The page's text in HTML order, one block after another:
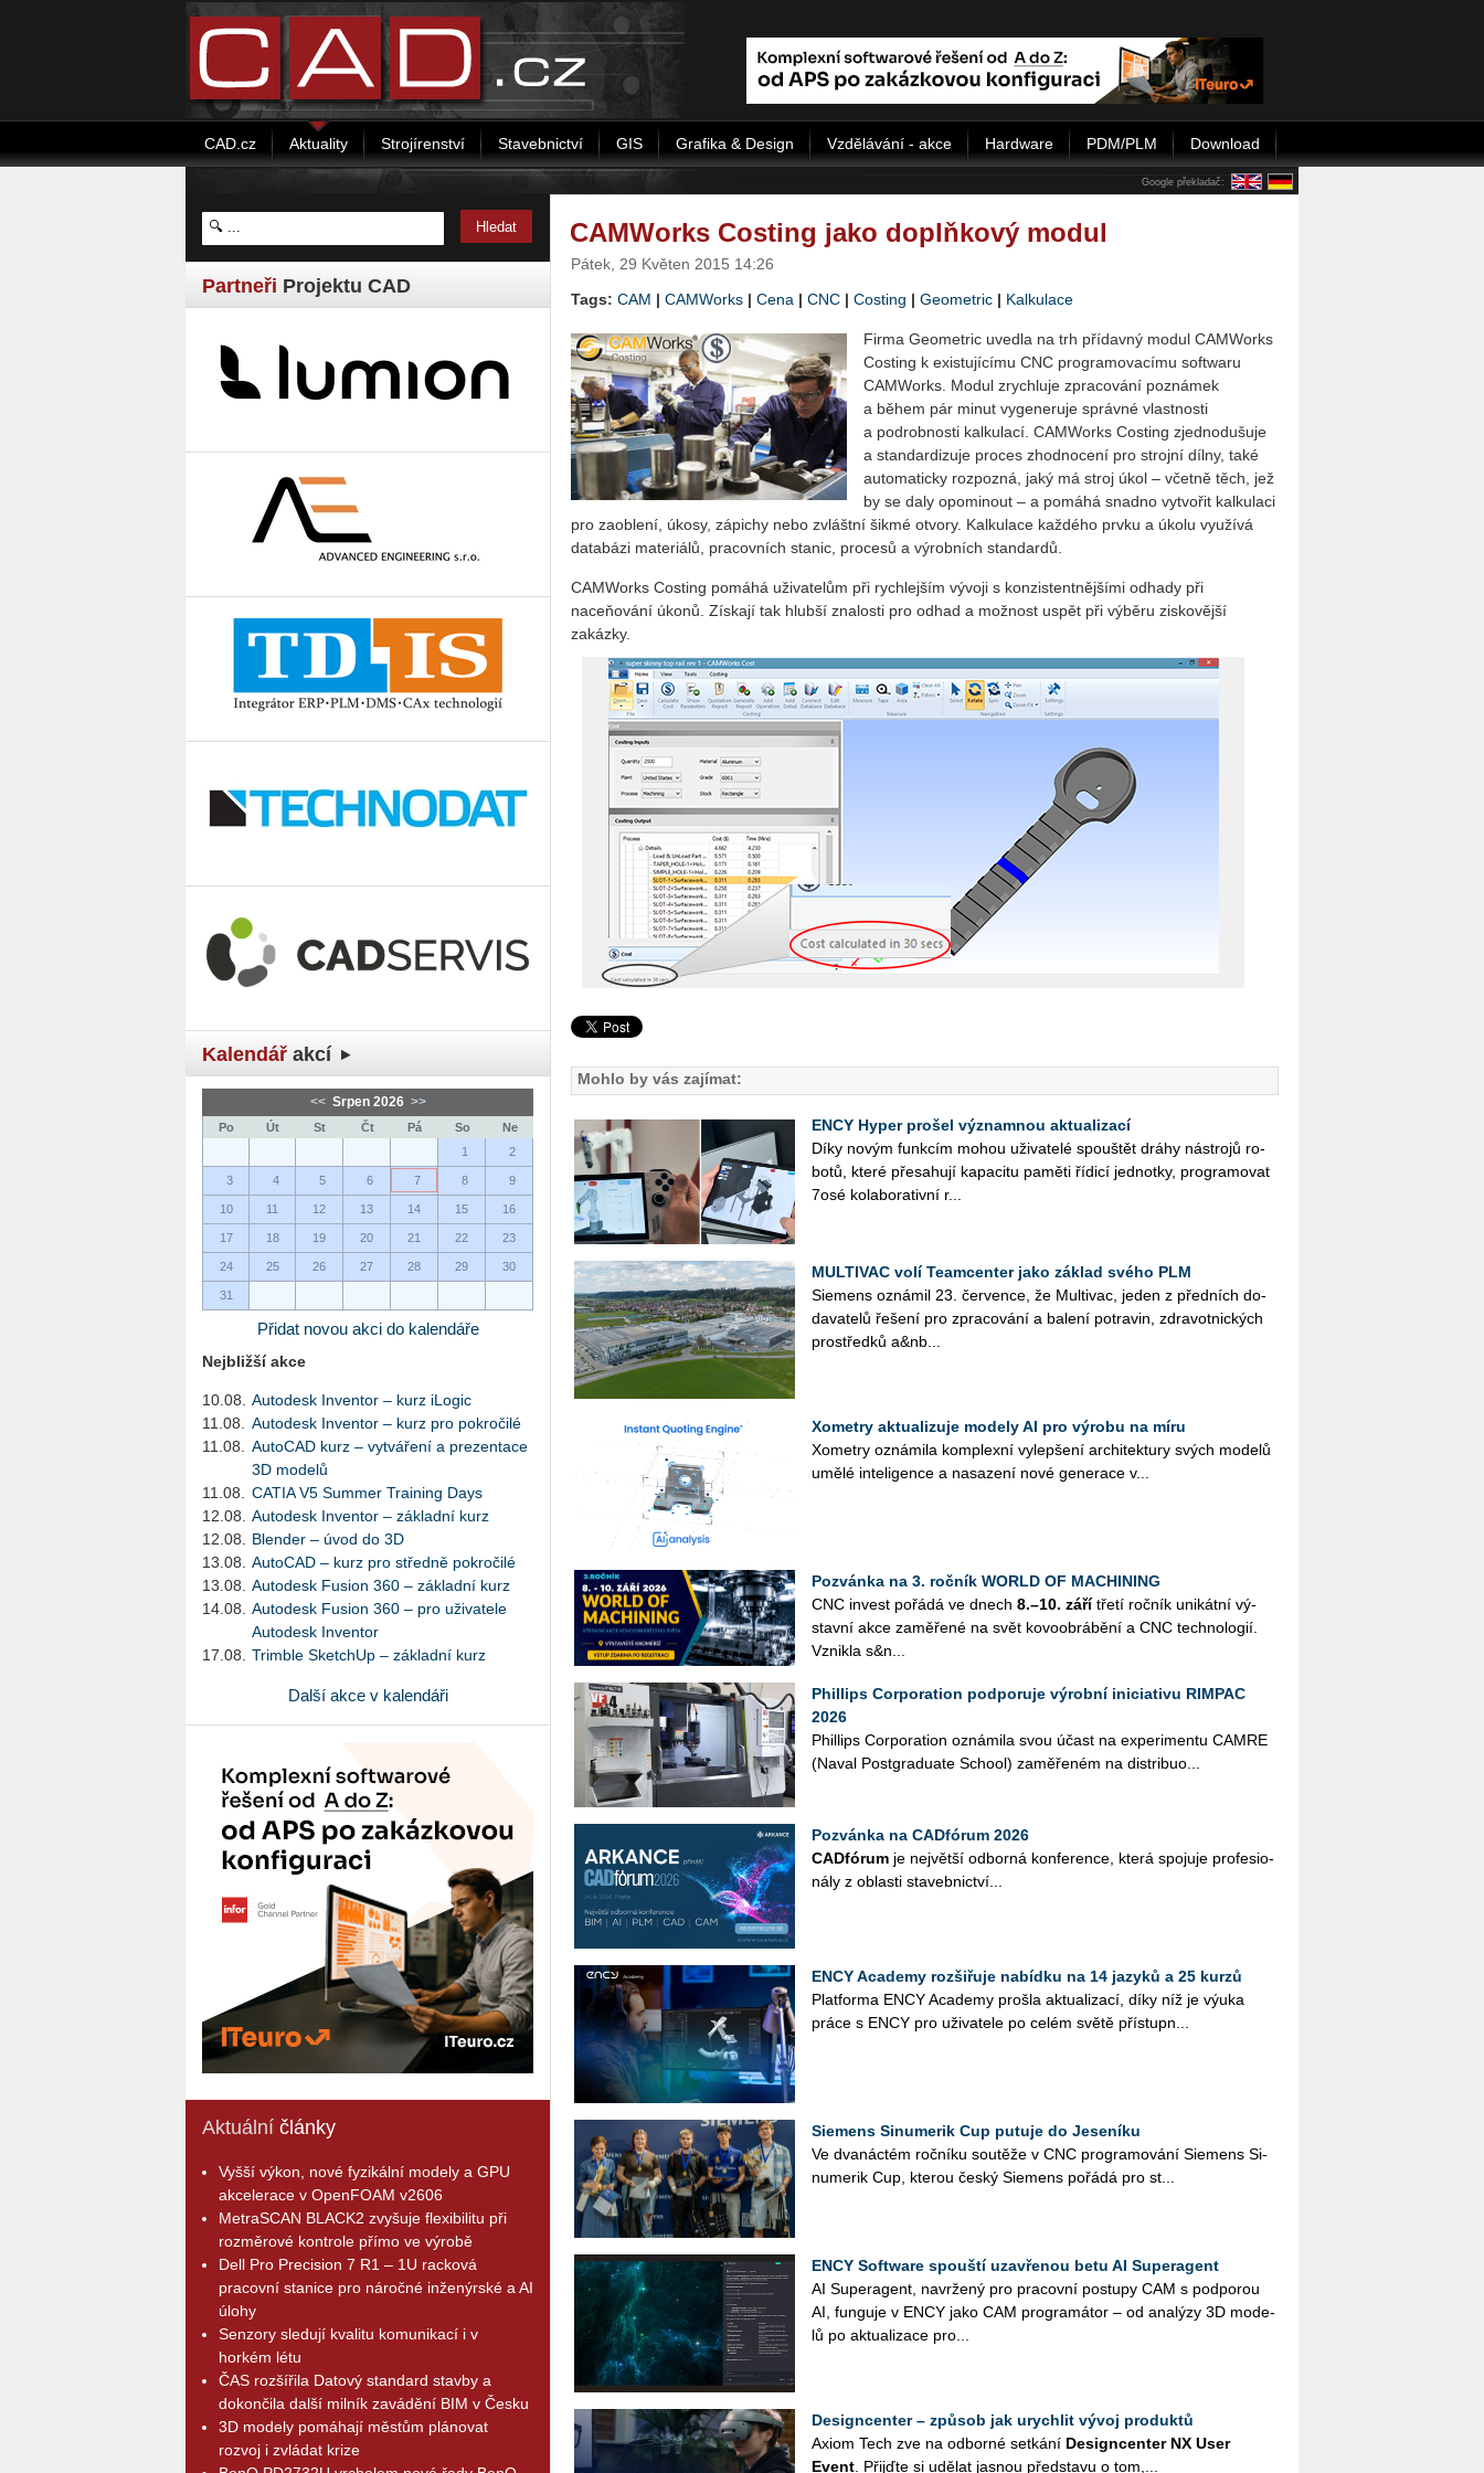
CAD.cz Aktuality Strojírenství Stavebnictví GIS Grafika & Design Vzdělávání - akce Hardware PDM/PLM Download
Google překladač:
Partneři Projektu CAD
Kalendář akcí
<< Srpen 2026 >>
Po Út St Čt Pá So
Ne
1
2
3 4 5 6 7 8 9
10 11 12 13 14 15 16
17 18 19 20 21 22 23
24 25 26 27 28 29 30
31
Přidat novou akci do kalendáře
Nejbližší akce
10.08.
Autodesk Inventor – kurz iLogic
11.08.
Autodesk Inventor – kurz pro pokročilé
11.08.
AutoCAD kurz – vytváření a prezentace
3D modelů
11.08.
CATIA V5 Summer Training Days
12.08.
Autodesk Inventor – základní kurz
12.08.
Blender – úvod do 3D
13.08.
AutoCAD – kurz pro středně pokročilé
13.08.
Autodesk Fusion 360 – základní kurz
14.08.
Autodesk Fusion 360 – pro uživatele
Autodesk Inventor
17.08.
Trimble SketchUp – základní kurz
Další akce v kalendáři
Aktuální články
Vyšší výkon, nové fyzikální modely a GPU
akcelerace v OpenFOAM v2606
MetraSCAN BLACK2 zvyšuje flexibilitu při
rozměrové kontrole přímo ve výrobě
Dell Pro Precision 7 R1 – 1U racková
pracovní stanice pro náročné inženýrské a AI
úlohy
Senzory sledují kvalitu komunikací i v
horkém létu
ČAS rozšířila Datový standard stavby a
dokončila další milník zavádění BIM v Česku
3D modely pomáhají městům plánovat
rozvoj i zvládat krize
CAMWorks Costing jako doplňkový modul
Pátek, 29 Květen 2015 14:26
Tags: CAM | CAMWorks | Cena | CNC | Costing | Geometric | Kalkulace
Firma Geometric uvedla na trh přídavný modul CAMWorks
Costing k existujícímu CNC programovacímu softwaru
CAMWorks. Modul zrychluje zpracování poznámek
a během pár minut vygeneruje správné vlastnosti
a podrobnosti kalkulací. CAMWorks Costing zjednodušuje
a standardizuje proces zhodnocení pro strojní dílny, také
automaticky rozpozná, jaký má stroj úkol – včetně těch, jež
by se daly opominout – a pomáhá snadno vytvořit kalkulaci
pro zaoblení, úkosy, zápichy nebo zvláštní šikmé otvory. Kalkulace každého prvku a úkolu využívá
databázi materiálů, pracovních stanic, procesů a výrobních standardů.
CAMWorks Costing pomáhá uživatelům při rychlejším vývoji s konzistentnějšími odhady při
naceňování úkonů. Získají tak hlubší znalosti pro odhad a možnost uspět při výběru ziskovější
zakázky.
Mohlo by vás zajímat:
ENCY Hyper prošel významnou aktualizací
Díky novým funk­cím mohou uži­va­te­lé spouš­tět dráhy ná­stro­jů ro­
bo­tů, které pře­sa­hu­jí ka­pa­ci­tu pa­mě­ti ří­di­cí jed­not­ky, pro­gra­mo­vat
7osé ko­la­bo­ra­tiv­ní r...
MULTIVAC volí Teamcenter jako základ svého PLM
Sie­mens ozná­mil 23. čer­ven­ce, že Mul­ti­vac, jeden z před­ních do­
da­va­te­lů ře­še­ní pro zpra­co­vá­ní a ba­le­ní po­tra­vin, zdra­vot­nic­kých
pro­střed­ků a&nb...
Xometry aktualizuje modely AI pro výrobu na míru
Xo­me­t­ry ozná­mi­la kom­plex­ní vy­lep­še­ní ar­chi­tek­tu­ry svých mo­de­lů
umělé in­te­li­gen­ce a na­sa­ze­ní nové ge­ne­ra­ce v...
Pozvánka na 3. ročník WORLD OF MACHINING
CNC in­vest po­řá­dá ve dnech 8.–10. zářítřetí roč­ník uni­kát­ní vý­
stav­ní akce za­mě­ře­né na svět ko­vo­ob­rá­bě­ní a CNC tech­no­lo­gií.
Vznik­la s&n...
Phillips Corporation podporuje výrobní iniciativu RIMPAC
2026
Phil­lips Cor­po­rati­on ozná­mi­la svou účast na ex­pe­ri­men­tu CAMRE
(Naval Post­gra­dua­te Scho­ol) za­mě­ře­ném na dis­tri­bu­o­...
Pozvánka na CADfórum 2026
CAD­fó­rum je nej­vět­ší od­bor­ná kon­fe­ren­ce, která spo­ju­je pro­fe­si­o­
ná­ly z ob­las­ti sta­veb­nic­tví...
ENCY Academy rozšiřuje nabídku na 14 jazyků a 25 kurzů
Plat­for­ma ENCY Aca­de­my pro­šla ak­tu­a­li­za­cí, díky níž je výuka
práce s ENCY pro uži­va­te­le po celém světě pří­stup­n...
Siemens Sinumerik Cup putuje do Jeseníku
Ve dva­nác­tém roč­ní­ku sou­tě­že v CNC pro­gra­mo­vá­ní Sie­mens Si­
nu­me­rik Cup, kte­rou český Sie­mens po­řá­dá pro st...
ENCY Software spouští uzavřenou betu AI Superagent
AI Su­per­agent, na­vr­že­ný pro pra­cov­ní po­stu­py CAM s pod­po­rou
AI, fun­gu­je v ENCY jako CAM pro­gra­má­tor – od ana­lý­zy 3D mo­de­
lů po ak­tu­a­li­za­ce pro­...
Designcenter – způsob jak urychlit vývoj produktů
Axiom Tech zve na od­bor­né se­tká­ní De­sign­cen­ter NX User
Event . Přijď­te si udě­lat jas­nou před­sta­vu o tom,...